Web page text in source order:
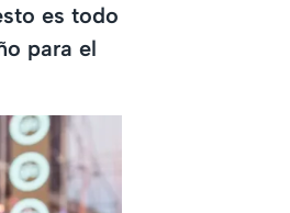
es todo
para el